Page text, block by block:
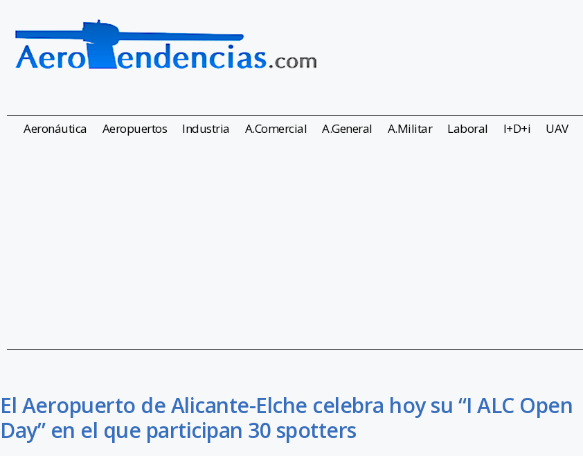
Aeronáutica Aeropuertos Industria A.Comercial A.General A.Militar Laboral I+D+i UAV
El Aeropuerto de Alicante-Elche celebra hoy su “I ALC Open
Day” en el que participan 30 spotters